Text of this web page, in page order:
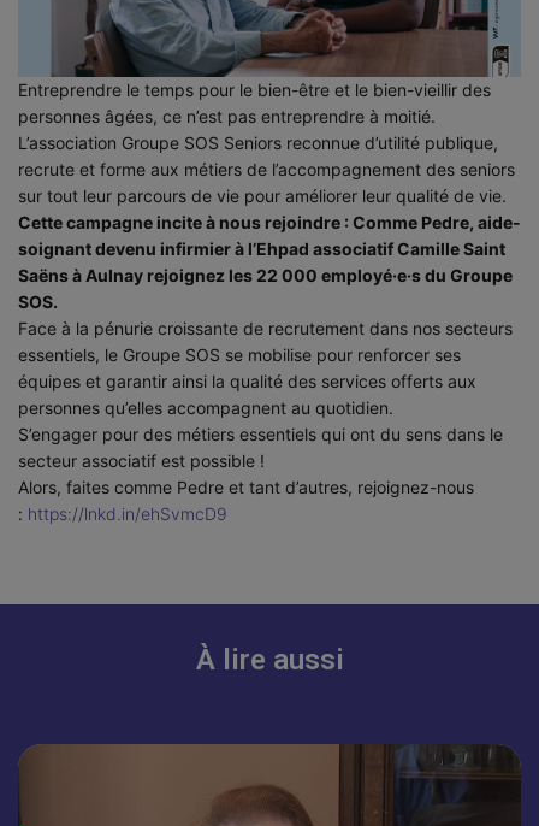
Entreprendre le temps pour le bien-être et le bien-vieillir des
personnes âgées, ce n’est pas entreprendre à moitié.
L’association Groupe SOS Seniors reconnue d’utilité publique,
recrute et forme aux métiers de l’accompagnement des seniors
sur tout leur parcours de vie pour améliorer leur qualité de vie.
Cette campagne incite à nous rejoindre : Comme Pedre, aide-
soignant devenu infirmier à l’Ehpad associatif Camille Saint
Saëns à Aulnay rejoignez les 22 000 employé·e·s du Groupe
SOS.
Face à la pénurie croissante de recrutement dans nos secteurs
essentiels, le Groupe SOS se mobilise pour renforcer ses
équipes et garantir ainsi la qualité des services offerts aux
personnes qu’elles accompagnent au quotidien.
S’engager pour des métiers essentiels qui ont du sens dans le
secteur associatif est possible !
Alors, faites comme Pedre et tant d’autres, rejoignez-nous
: https://lnkd.in/ehSvmcD9
À lire aussi